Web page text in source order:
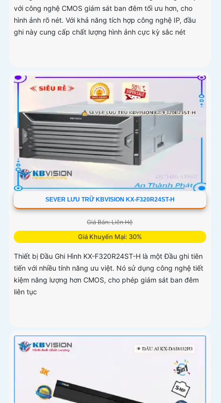
với công nghệ CMOS giám sát ban đêm tối ưu hơn, cho
hình ảnh rõ nét. Với khả năng tích hợp công nghệ IP, đầu
ghi này cung cấp chất lượng hình ảnh cực kỳ sắc nét
SEVER LƯU TRỮ KBVISION KX-F320R24ST-H
Giá Bán: Liên Hệ
Giá Khuyến Mại: 30%
Thiết bị Đầu Ghi Hình KX-F320R24ST-H là một Đầu ghi tiên
tiến với nhiều tính năng ưu việt. Nó sử dụng công nghệ tiết
kiệm năng lượng hơn CMOS, cho phép giám sát ban đêm
liên tục